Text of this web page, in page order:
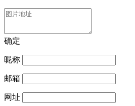
确定
昵称
邮箱
网址